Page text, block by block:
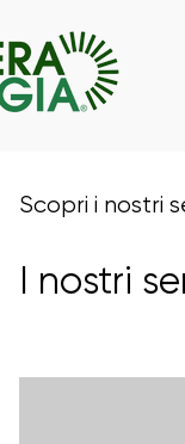
Scopri i nostri
I nostri